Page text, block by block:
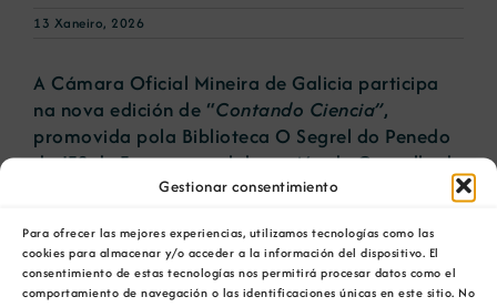
Gestionar consentimiento
Para ofrecer las mejores experiencias, utilizamos tecnologías como las
cookies para almacenar y/o acceder a la información del dispositivo. El
consentimiento de estas tecnologías nos permitirá procesar datos como el
comportamiento de navegación o las identificaciones únicas en este sitio. No
13 Xaneiro, 2026
A Cámara Oficial Mineira de Galicia participa
na nova edición de “Contando Ciencia”,
promovida pola Biblioteca O Segrel do Penedo
do IES de Fene, coa colaboración do Concello de
Na quinta edición desta iniciativa, a técnica da
COMG, Irene Pérez, impartirá aconferencia
“Terras raras: nin son terras, nin son raras”o